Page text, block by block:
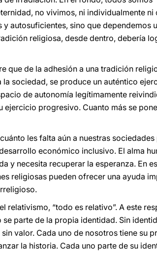
no vivimos, ni individualmente ni
autosuficientes, sino que dependemos
religiosa, desde dentro, debería
que de la adhesión a una tradición
sociedad, se produce un auténtico
de autonomía legítimamente
progresivo. Cuanto más se
les falta aún a nuestras sociedades
económico inclusivo. El alma
y necesita recuperar la esperanza. En
religiosas pueden ofrecer una ayuda
relativismo, “todo es relativo”. A este
parte de la propia identidad. Sin
valor. Cada uno de nosotros tiene su
la historia. Cada uno parte de su